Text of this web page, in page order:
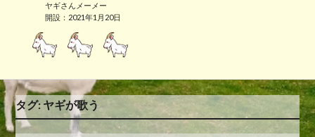
ヤギさんメーメー
開設：2021年1月20日
タグ: ヤギが歌う